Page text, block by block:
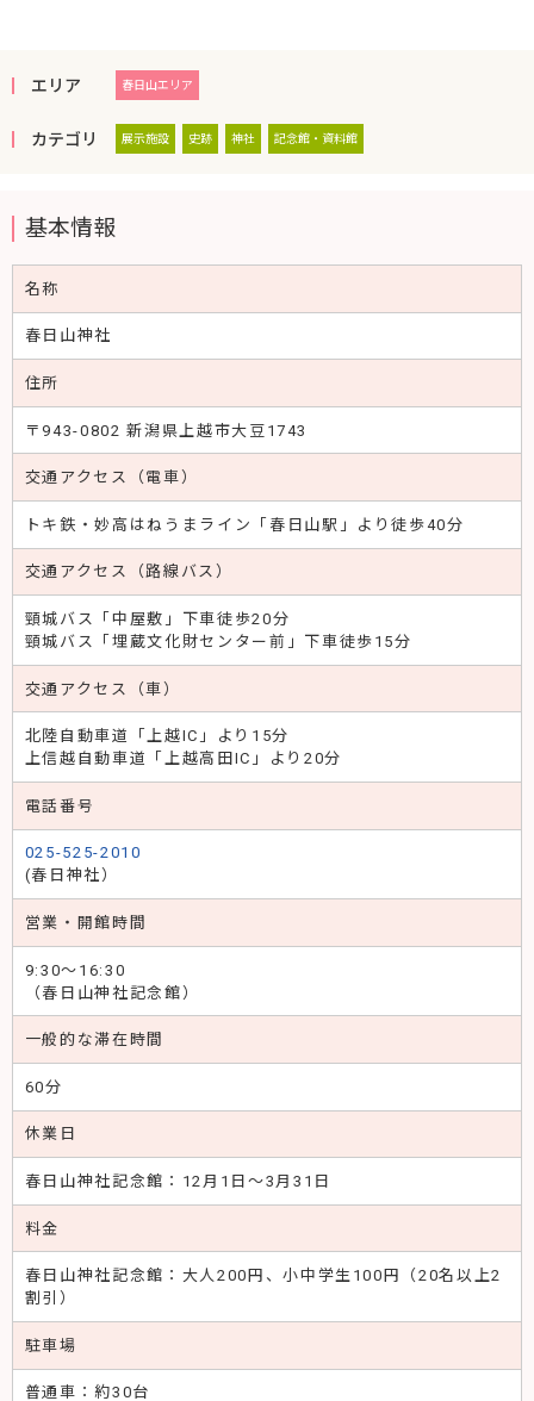
名称
春日山神社
住所
〒943-0802 新潟県上越市大豆1743
交通アクセス（電車）
トキ鉄・妙高はねうまライン「春日山駅」より徒歩40分
交通アクセス（路線バス）
頸城バス「中屋敷」下車徒歩20分
頸城バス「埋蔵文化財センター前」下車徒歩15分
交通アクセス（車）
北陸自動車道「上越IC」より15分
上信越自動車道「上越高田IC」より20分
電話番号
025-525-2010
(春日神社）
営業・開館時間
9:30～16:30
（春日山神社記念館）
一般的な滞在時間
60分
休業日
春日山神社記念館：12月1日～3月31日
料金
春日山神社記念館：大人200円、小中学生100円（20名以上2
割引）
駐車場